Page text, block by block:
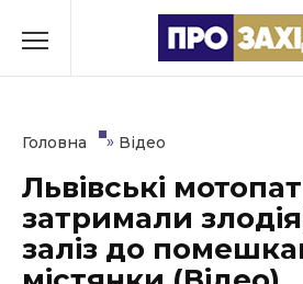
до
Культура
Освіта
Головна » Відео
Львівські
затримали
заліз до